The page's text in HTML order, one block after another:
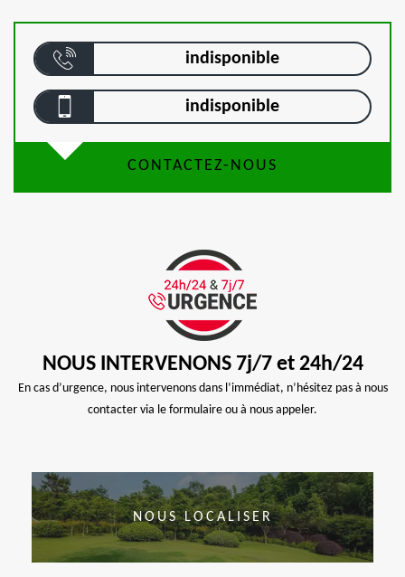
indisponible
indisponible
CONTACTEZ-NOUS
NOUS INTERVENONS 7j/7 et 24h/24
En cas d’urgence, nous intervenons dans l’immédiat, n’hésitez pas à nous
contacter via le formulaire ou à nous appeler.
NOUS LOCALISER